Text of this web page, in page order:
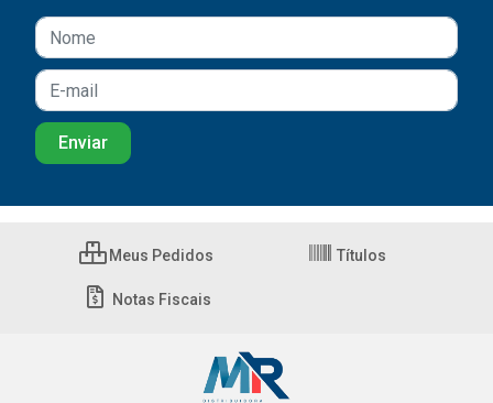
Meus Pedidos Títulos
Notas Fiscais